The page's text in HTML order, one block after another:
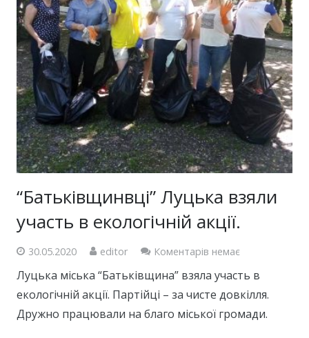
“Батьківщинвці” Луцька взяли
участь в екологічній акції.
30.05.2020 editor Коментарів немає
Луцька міська “Батьківщина” взяла участь в
екологічній акції. Партійці – за чисте довкілля.
Дружно працювали на благо міської громади.